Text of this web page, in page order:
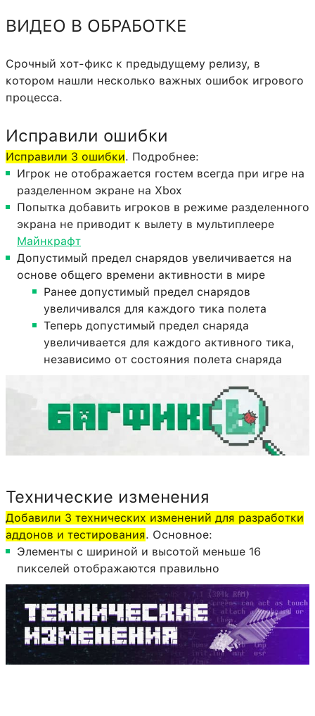
ВИДЕО В ОБРАБОТКЕ
Срочный хот-фикс к предыдущему релизу, в
котором нашли несколько важных ошибок игрового
процесса.
Исправили ошибки
Исправили 3 ошибки. Подробнее:
Игрок не отображается гостем всегда при игре на
разделенном экране на Xbox
Попытка добавить игроков в режиме разделенного
экрана не приводит к вылету в мультиплеере
Майнкрафт
Допустимый предел снарядов увеличивается на
основе общего времени активности в мире
Ранее допустимый предел снарядов
увеличивался для каждого тика полета
Теперь допустимый предел снаряда
увеличивается для каждого активного тика,
независимо от состояния полета снаряда
Технические изменения
Добавили 3 технических изменений для разработки
аддонов и тестирования. Основное:
Элементы с шириной и высотой меньше 16
пикселей отображаются правильно